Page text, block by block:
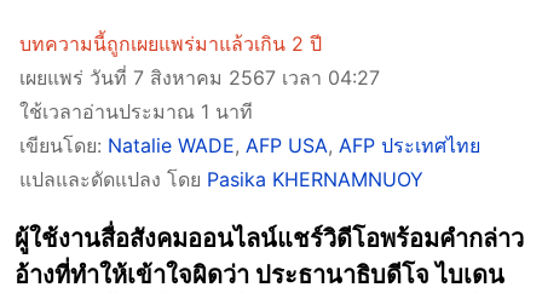
บทความนี้ถูกเผยแพร่มาแล้วเกิน 2 ปี
เผยแพร่ วันที่ 7 สิงหาคม 2567 เวลา 04:27
ใช้เวลาอ่านประมาณ 1 นาที
เขียนโดย: Natalie WADE, AFP USA, AFP ประเทศไทย
แปลและดัดแปลง โดย Pasika KHERNAMNUOY
ผู้ใช้งานสื่อสังคมออนไลน์แชร์วิดีโอพร้อมคำกล่าว
อ้างที่ทำให้เข้าใจผิดว่า ประธานาธิบดีโจ ไบเดน